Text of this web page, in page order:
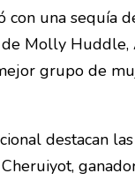
con una sequía
Molly
grupo de
destacan